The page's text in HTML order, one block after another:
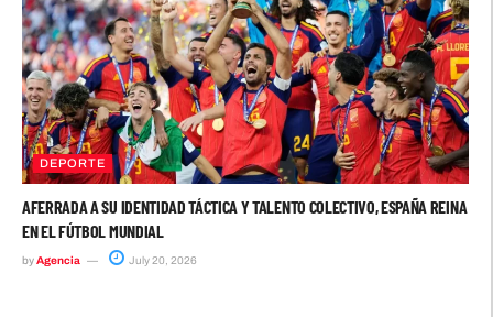
DEPORTE
AFERRADA A SU IDENTIDAD TÁCTICA Y TALENTO COLECTIVO, ESPAÑA REINA
EN EL FÚTBOL MUNDIAL
byAgencia July 20, 2026